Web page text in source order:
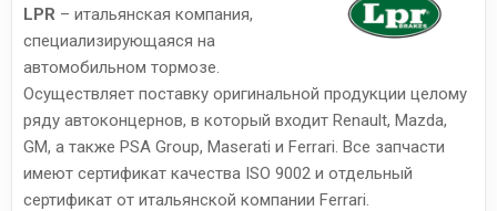
LPR – итальянская компания,
специализирующаяся на
автомобильном тормозе.
Осуществляет поставку оригинальной продукции целому
ряду автоконцернов, в который входит Renault, Mazda,
GM, а также PSA Group, Maserati и Ferrari. Все запчасти
имеют сертификат качества ISO 9002 и отдельный
сертификат от итальянской компании Ferrari.